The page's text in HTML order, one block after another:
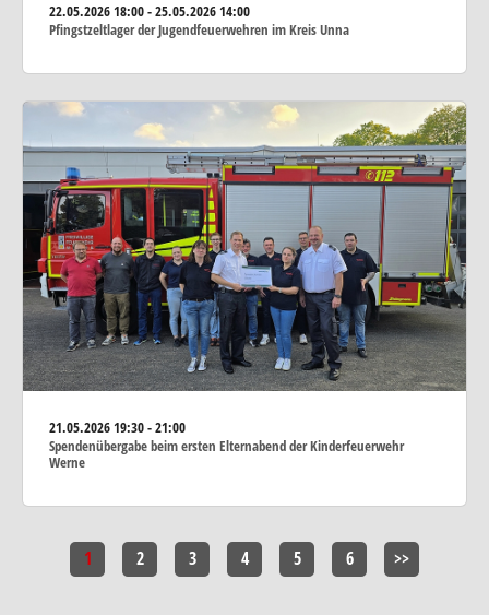
22.05.202618:00 - 25.05.2026 14:00
Pfingstzeltlager der Jugendfeuerwehren im Kreis Unna
21.05.202619:30 - 21:00
Spendenübergabe beim ersten Elternabend der Kinderfeuerwehr
Werne
1 2 3 4 5 6 >>